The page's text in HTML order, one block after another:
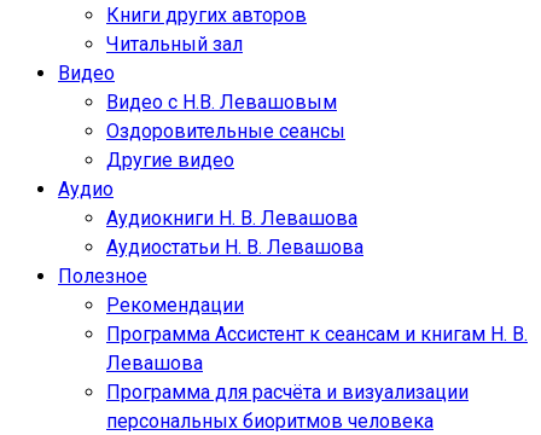
Книги других авторов
Читальный зал
Видео
Видео с Н.В. Левашовым
Оздоровительные сеансы
Другие видео
Аудио
Аудиокниги Н. В. Левашова
Аудиостатьи Н. В. Левашова
Полезное
Рекомендации
Программа Ассистент к сеансам и книгам Н. В.
Левашова
Программа для расчёта и визуализации
персональных биоритмов человека